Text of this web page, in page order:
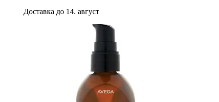
Доставка до 14. август